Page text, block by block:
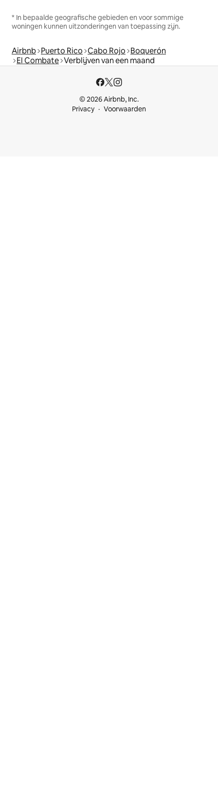
* In bepaalde geografische gebieden en voor sommige
woningen kunnen uitzonderingen van toepassing zijn.
Airbnb Puerto Rico Cabo Rojo Boquerón
El Combate Verblijven van een maand
© 2026 Airbnb, Inc.
Privacy
Voorwaarden